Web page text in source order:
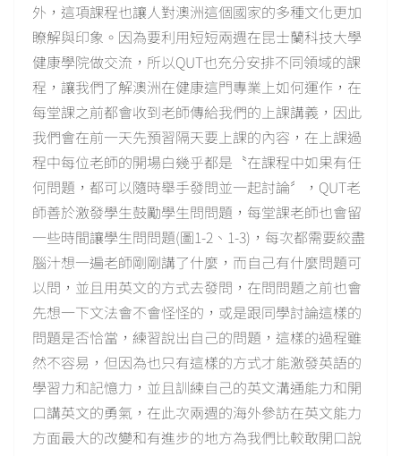
外，這項課程也讓人對澳洲這個國家的多種文化更加
瞭解與印象。因為要利用短短兩週在昆士蘭科技大學
健康學院做交流，所以QUT也充分安排不同領域的課
程，讓我們了解澳洲在健康這門專業上如何運作，在
每堂課之前都會收到老師傳給我們的上課講義，因此
我們會在前一天先預習隔天要上課的內容，在上課過
程中每位老師的開場白幾乎都是〝在課程中如果有任
何問題，都可以隨時舉手發問並一起討論〞，QUT老
師善於激發學生鼓勵學生問問題，每堂課老師也會留
一些時間讓學生問問題(圖1-2、1-3)，每次都需要絞盡
腦汁想一遍老師剛剛講了什麼，而自己有什麼問題可
以問，並且用英文的方式去發問，在問問題之前也會
先想一下文法會不會怪怪的，或是跟同學討論這樣的
問題是否恰當，練習說出自己的問題，這樣的過程雖
然不容易，但因為也只有這樣的方式才能激發英語的
學習力和記憶力，並且訓練自己的英文溝通能力和開
口講英文的勇氣，在此次兩週的海外參訪在英文能力
方面最大的改變和有進步的地方為我們比較敢開口說